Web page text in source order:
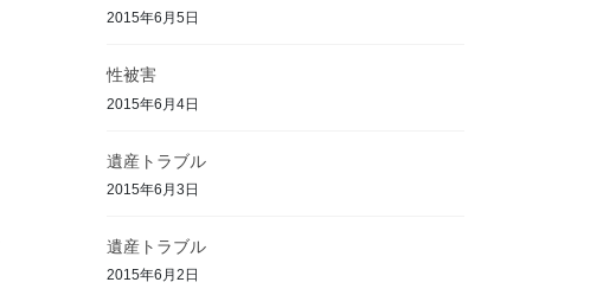
2015年6月5日
性被害
2015年6月4日
遺産トラブル
2015年6月3日
遺産トラブル
2015年6月2日